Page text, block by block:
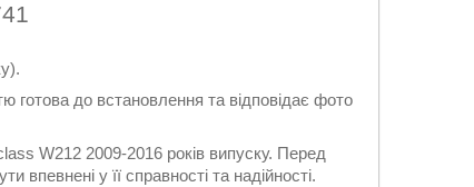
готова до встановлення та відповідає фото
W212 2009-2016 років випуску. Перед
у її справності та надійності.